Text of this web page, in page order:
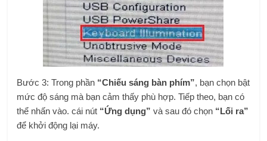
Bước 3: Trong phần “Chiếu sáng bàn phím”, bạn chọn bật
mức độ sáng mà bạn cảm thấy phù hợp. Tiếp theo, bạn có
thể nhấn vào. cái nút “Ứng dụng” và sau đó chọn “Lối ra”
để khởi động lại máy.